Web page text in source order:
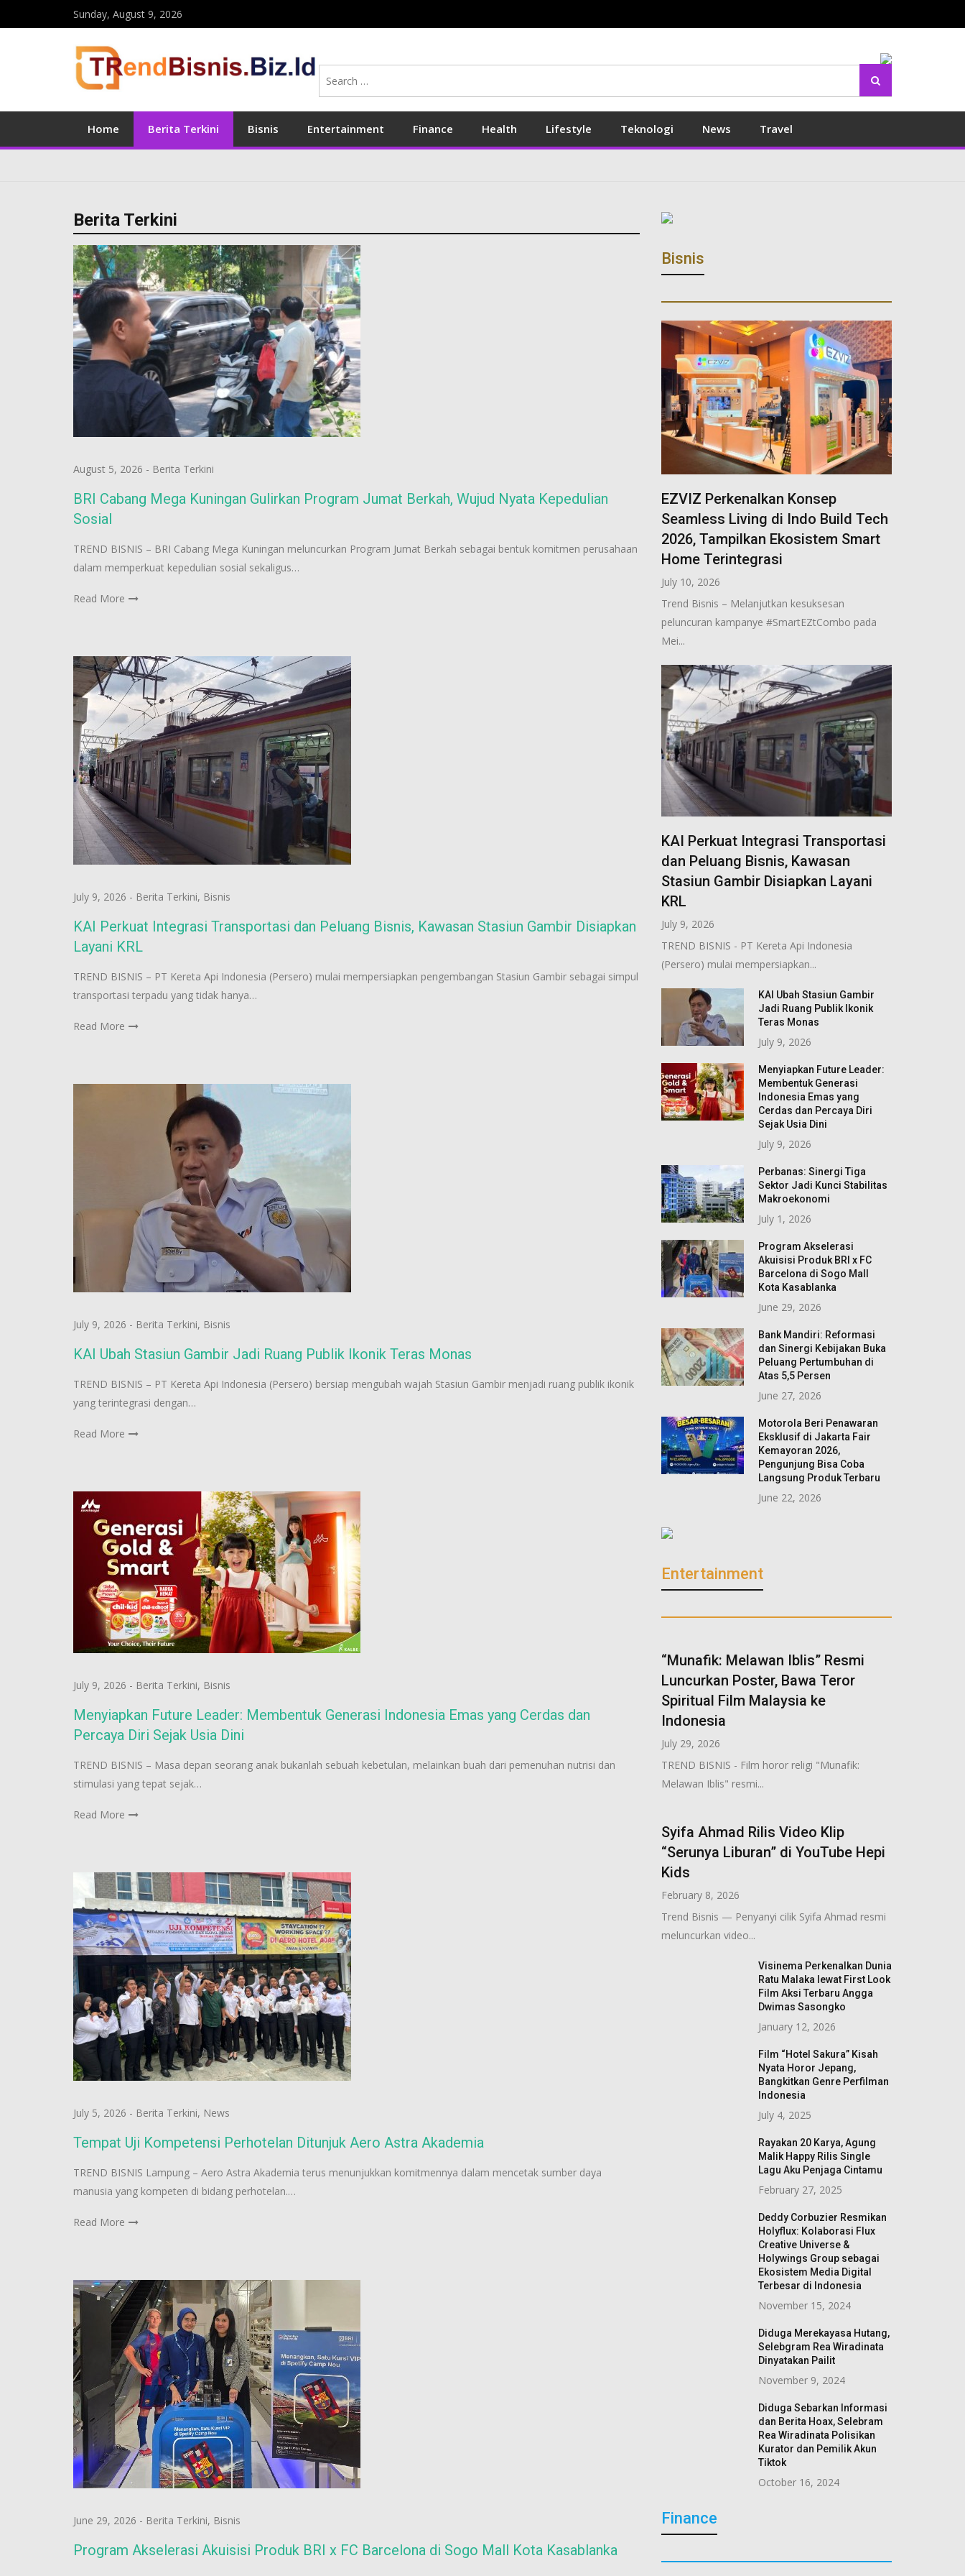
Sunday, August 9, 2026
for:
Search
Home Berita Terkini Bisnis Entertainment Finance Health Lifestyle Teknologi News Travel
Berita Terkini
August 5, 2026 - Berita Terkini
BRI Cabang Mega Kuningan Gulirkan Program Jumat Berkah, Wujud Nyata Kepedulian
Sosial
TREND BISNIS – BRI Cabang Mega Kuningan meluncurkan Program Jumat Berkah sebagai bentuk komitmen perusahaan
dalam memperkuat kepedulian sosial sekaligus…
Read More
July 9, 2026 - Berita Terkini, Bisnis
KAI Perkuat Integrasi Transportasi dan Peluang Bisnis, Kawasan Stasiun Gambir Disiapkan
Layani KRL
TREND BISNIS – PT Kereta Api Indonesia (Persero) mulai mempersiapkan pengembangan Stasiun Gambir sebagai simpul
transportasi terpadu yang tidak hanya…
Read More
July 9, 2026 - Berita Terkini, Bisnis
KAI Ubah Stasiun Gambir Jadi Ruang Publik Ikonik Teras Monas
TREND BISNIS – PT Kereta Api Indonesia (Persero) bersiap mengubah wajah Stasiun Gambir menjadi ruang publik ikonik
yang terintegrasi dengan…
Read More
July 9, 2026 - Berita Terkini, Bisnis
Menyiapkan Future Leader: Membentuk Generasi Indonesia Emas yang Cerdas dan
Percaya Diri Sejak Usia Dini
TREND BISNIS – Masa depan seorang anak bukanlah sebuah kebetulan, melainkan buah dari pemenuhan nutrisi dan
stimulasi yang tepat sejak…
Read More
July 5, 2026 - Berita Terkini, News
Tempat Uji Kompetensi Perhotelan Ditunjuk Aero Astra Akademia
TREND BISNIS Lampung – Aero Astra Akademia terus menunjukkan komitmennya dalam mencetak sumber daya
manusia yang kompeten di bidang perhotelan.…
Read More
June 29, 2026 - Berita Terkini, Bisnis
Program Akselerasi Akuisisi Produk BRI x FC Barcelona di Sogo Mall Kota Kasablanka
Bisnis
EZVIZ Perkenalkan Konsep
Seamless Living di Indo Build Tech
2026, Tampilkan Ekosistem Smart
Home Terintegrasi
July 10, 2026
Trend Bisnis – Melanjutkan kesuksesan
peluncuran kampanye #SmartEZtCombo pada
Mei...
KAI Perkuat Integrasi Transportasi
dan Peluang Bisnis, Kawasan
Stasiun Gambir Disiapkan Layani
KRL
July 9, 2026
TREND BISNIS - PT Kereta Api Indonesia
(Persero) mulai mempersiapkan...
KAI Ubah Stasiun Gambir
Jadi Ruang Publik Ikonik
Teras Monas
July 9, 2026
Menyiapkan Future Leader:
Membentuk Generasi
Indonesia Emas yang
Cerdas dan Percaya Diri
Sejak Usia Dini
July 9, 2026
Perbanas: Sinergi Tiga
Sektor Jadi Kunci Stabilitas
Makroekonomi
July 1, 2026
Program Akselerasi
Akuisisi Produk BRI x FC
Barcelona di Sogo Mall
Kota Kasablanka
June 29, 2026
Bank Mandiri: Reformasi
dan Sinergi Kebijakan Buka
Peluang Pertumbuhan di
Atas 5,5 Persen
June 27, 2026
Motorola Beri Penawaran
Eksklusif di Jakarta Fair
Kemayoran 2026,
Pengunjung Bisa Coba
Langsung Produk Terbaru
June 22, 2026
Entertainment
“Munafik: Melawan Iblis” Resmi
Luncurkan Poster, Bawa Teror
Spiritual Film Malaysia ke
Indonesia
July 29, 2026
TREND BISNIS - Film horor religi "Munafik:
Melawan Iblis" resmi...
Syifa Ahmad Rilis Video Klip
“Serunya Liburan” di YouTube Hepi
Kids
February 8, 2026
Trend Bisnis — Penyanyi cilik Syifa Ahmad resmi
meluncurkan video...
Visinema Perkenalkan Dunia
Ratu Malaka lewat First Look
Film Aksi Terbaru Angga
Dwimas Sasongko
January 12, 2026
Film “Hotel Sakura” Kisah
Nyata Horor Jepang,
Bangkitkan Genre Perfilman
Indonesia
July 4, 2025
Rayakan 20 Karya, Agung
Malik Happy Rilis Single
Lagu Aku Penjaga Cintamu
February 27, 2025
Deddy Corbuzier Resmikan
Holyflux: Kolaborasi Flux
Creative Universe &
Holywings Group sebagai
Ekosistem Media Digital
Terbesar di Indonesia
November 15, 2024
Diduga Merekayasa Hutang,
Selebgram Rea Wiradinata
Dinyatakan Pailit
November 9, 2024
Diduga Sebarkan Informasi
dan Berita Hoax, Selebram
Rea Wiradinata Polisikan
Kurator dan Pemilik Akun
Tiktok
October 16, 2024
Finance